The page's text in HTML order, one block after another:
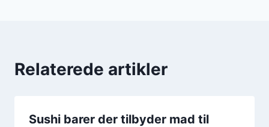
Relaterede artikler
Sushi barer der tilbyder mad til